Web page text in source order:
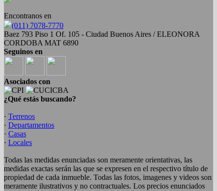
Encontranos en
(011) 7078-7770
Baez 793 Piso 1 Of. 105 - Ciudad Buenos Aires / ELEONORA
CORDOBA MAT 6890
Seguinos en
Asociados con
¿Qué estás buscando?
· Terrenos
· Departamentos
· Casas
· Locales
Todas las medidas enunciadas son meramente orientativas, las
medidas exactas serán las que se expresen en el respectivo título de
propiedad de cada inmueble. Todas las fotos, imagenes y videos son
meramente ilustrativos y no contractuales. Los precios enunciados